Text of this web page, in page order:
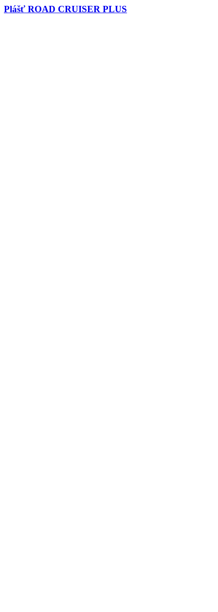
Plášť ROAD CRUISER PLUS